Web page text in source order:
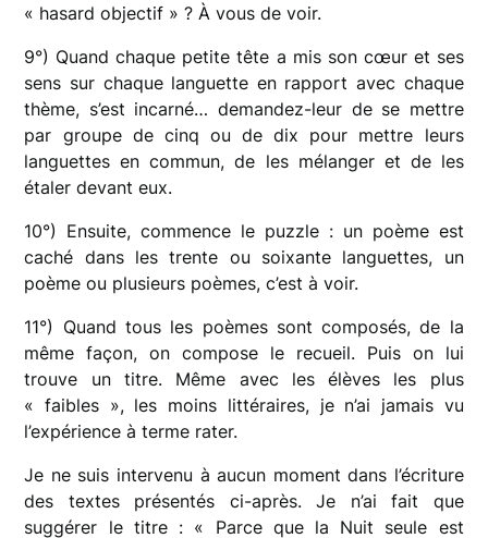
« hasard objectif » ? À vous de voir.
9°) Quand chaque petite tête a mis son cœur et ses
sens sur chaque languette en rapport avec chaque
thème, s’est incarné… demandez-leur de se mettre
par groupe de cinq ou de dix pour mettre leurs
languettes en commun, de les mélanger et de les
étaler devant eux.
10°) Ensuite, commence le puzzle : un poème est
caché dans les trente ou soixante languettes, un
poème ou plusieurs poèmes, c’est à voir.
11°) Quand tous les poèmes sont composés, de la
même façon, on compose le recueil. Puis on lui
trouve un titre. Même avec les élèves les plus
« faibles », les moins littéraires, je n’ai jamais vu
l’expérience à terme rater.
Je ne suis intervenu à aucun moment dans l’écriture
des textes présentés ci-après. Je n’ai fait que
suggérer le titre : « Parce que la Nuit seule est